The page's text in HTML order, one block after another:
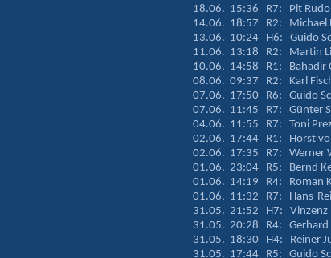
18.06. 15:36 R7: Pit
14.06. 18:57 R2: Michael
13.06. 10:24 H6: Guido
11.06. 13:18 R2: Martin
10.06. 14:58 R1: Bahadir
08.06. 09:37 R2: Karl
07.06. 17:50 R6: Guido
07.06. 11:45 R7: Günter
04.06. 11:55 R7: Toni
02.06. 17:44 R1: Horst
02.06. 17:35 R7: Werner
01.06. 23:04 R5: Bernd
01.06. 14:19 R4: Roman
01.06. 11:32 R7: Hans-
31.05. 21:52 H7: Vinzenz
31.05. 20:28 R4: Gerhard
31.05. 18:30 H4: Reiner
31.05. 17:44 R5: Guido